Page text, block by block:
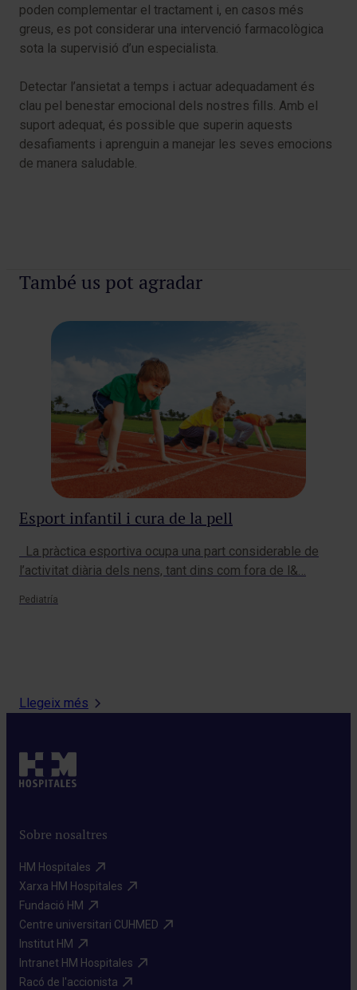
poden complementar el tractament i, en casos més
greus, es pot considerar una intervenció farmacològica
sota la supervisió d’un especialista.
Detectar l’ansietat a temps i actuar adequadament és
clau pel benestar emocional dels nostres fills. Amb el
suport adequat, és possible que superin aquests
desafiaments i aprenguin a manejar les seves emocions
de manera saludable.
També us pot agradar
Esport infantil i cura de la pell
La pràctica esportiva ocupa una part considerable de
l’activitat diària dels nens, tant dins com fora de l&…
Pediatría
Llegeix més
Sobre nosaltres
HM Hospitales​
Xarxa HM Hospitales​
Fundació HM​
Centre universitari CUHMED​
Institut HM​
Intranet HM Hospitales​
Racó de l'accionista​